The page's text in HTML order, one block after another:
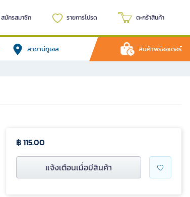
สมัครสมาชิก รายการโปรด ตะกร้าสินค้า
สาขาบีทูเอส สินค้าพรีออเดอร์
฿ 115.00
แจ้งเตือนเมื่อมีสินค้า